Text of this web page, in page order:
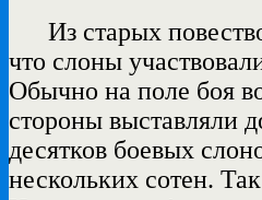
Из старых
что слоны
Обычно на поле боя
стороны выставляли
десятков боевых
нескольких сотен.